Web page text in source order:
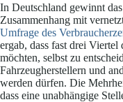
In Deutschland gewinnt
Zusammenhang mit
Umfrage des
ergab, dass fast drei Viertel
möchten, selbst zu
Fahrzeugherstellern und
werden dürfen. Die
dass eine unabhängige